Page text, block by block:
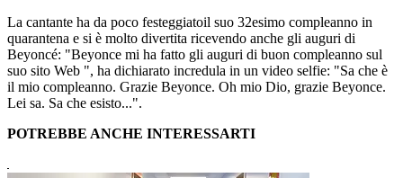
La cantante ha da poco festeggiatoil suo 32esimo compleanno in
quarantena e si è molto divertita ricevendo anche gli auguri di
Beyoncé: "Beyonce mi ha fatto gli auguri di buon compleanno sul
suo sito Web ", ha dichiarato incredula in un video selfie: "Sa che è
il mio compleanno. Grazie Beyonce. Oh mio Dio, grazie Beyonce.
Lei sa. Sa che esisto...".
POTREBBE ANCHE INTERESSARTI